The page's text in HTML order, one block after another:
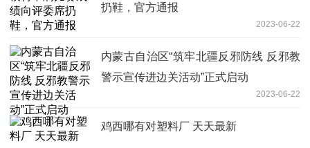
扔鞋，官方通报
2023-06-22
内蒙古自治区“筑牢北疆反邪防线 反邪教
警示宣传进边关活动”正式启动
2023-06-22
鸡西哪有对塑料厂 天天最新